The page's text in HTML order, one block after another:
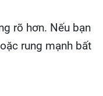
rõ hơn. Nếu bạn
rung mạnh bất